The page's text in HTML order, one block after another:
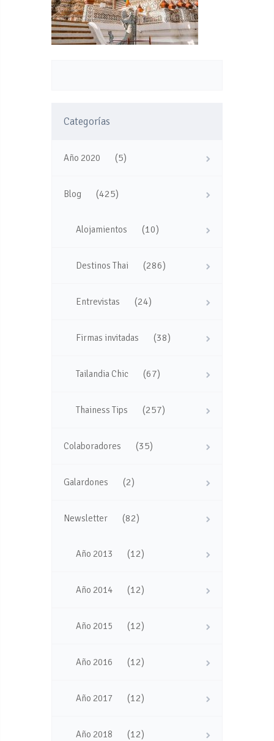
Categorías
Año 2020 (5)
Blog (425)
Alojamientos (10)
Destinos Thai (286)
Entrevistas (24)
Firmas invitadas (38)
Tailandia Chic (67)
Thainess Tips (257)
Colaboradores (35)
Galardones (2)
Newsletter (82)
Año 2013 (12)
Año 2014 (12)
Año 2015 (12)
Año 2016 (12)
Año 2017 (12)
Año 2018 (12)